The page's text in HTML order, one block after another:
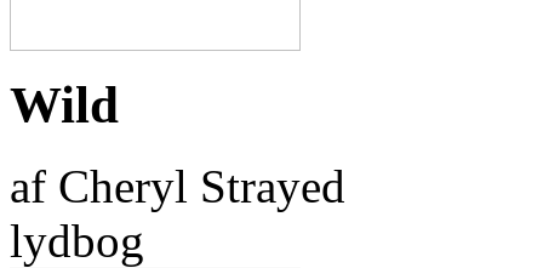
Wild
af Cheryl Strayed
lydbog